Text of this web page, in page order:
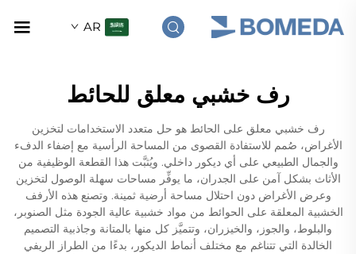
AR
رف خشبي معلق للحائط
رف خشبي معلق على الحائط هو حل متعدد الاستخدامات لتخزين
الأغراض، صُمم للاستفادة القصوى من المساحة الرأسية مع إضفاء الدفء
والجمال الطبيعي على أي ديكور داخلي. ويُثبَّت هذا القطعة الوظيفية من
الأثاث بشكل آمن على الجدران، ما يوفِّر مساحات سهلة الوصول لتخزين
وعرض الأغراض دون احتلال مساحة أرضية ثمينة. وتصنع هذه الأرفف
الخشبية المعلقة على الحوائط من مواد خشبية عالية الجودة مثل الصنوبر،
والبلوط، والجوز، والخيزران، وتتميَّز كل منها بالمتانة وجاذبية التصميم
الخالدة التي تتناغم مع مختلف أنماط الديكور، بدءًا من الطراز الريفي